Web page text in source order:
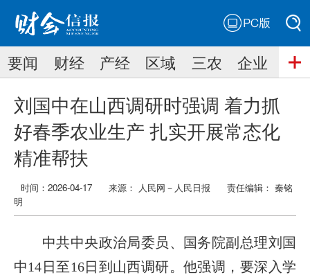
搜索
搜索
要闻 财经 产经 区域 三农 企业
刘国中在山西调研时强调 着力抓
好春季农业生产 扎实开展常态化
精准帮扶
时间：2026-04-17 来源： 人民网－人民日报 责任编辑： 秦铭
明
中共中央政治局委员、国务院副总理刘国
中14日至16日到山西调研。他强调，要深入学